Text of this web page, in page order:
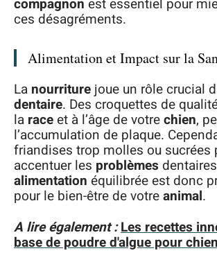
ces désagréments.
Alimentation et Impact sur la
La nourriture joue un rôle crucial
dentaire. Des croquettes de
la raceet à l’âge de votrechien,
l’accumulation de plaque.
friandises trop molles ou sucrées
accentuer les problèmes
alimentation équilibrée est donc
pour le bien-être de votreanimal.
A lire également : Les recettes
base de poudre d'algue pour chien